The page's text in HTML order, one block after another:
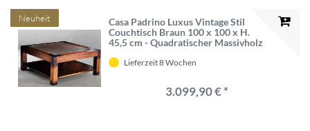
Neuheit
Casa Padrino Luxus Vintage Stil
Couchtisch Braun 100 x 100 x H.
45,5 cm - Quadratischer Massivholz
Vintage Stil Wohnzimmer Möbel -
Lieferzeit 8 Wochen
3.099,90 € *